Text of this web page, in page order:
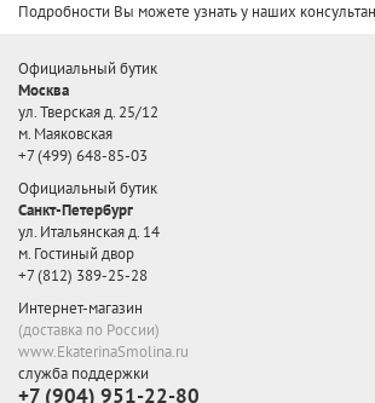
Подробности Вы можете узнать у наших
Официальный бутик
Москва
ул. Тверская д. 25/12
м. Маяковская
+7 (499) 648-85-03
Официальный бутик
Санкт-Петербург
ул. Итальянская д. 14
м. Гостиный двор
+7 (812) 389-25-28
Интернет-магазин
(доставка по России)
www.EkaterinaSmolina.ru
служба поддержки
+7 (904) 951-22-80